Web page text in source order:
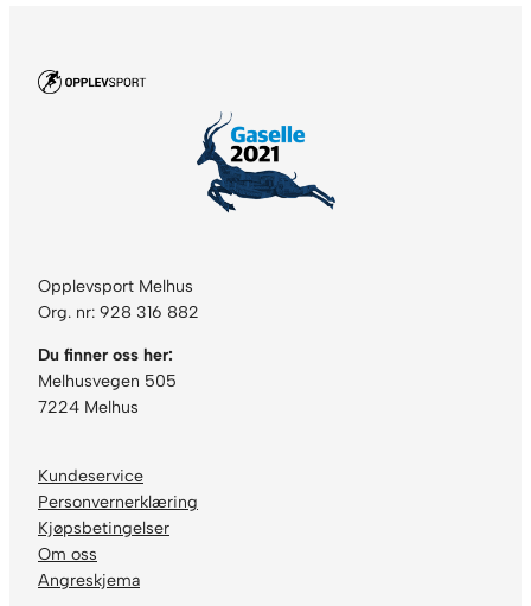
Opplevsport Melhus
Org. nr: 928 316 882
Du finner oss her:
Melhusvegen 505
7224 Melhus
Kundeservice
Personvernerklæring
Kjøpsbetingelser
Om oss
Angreskjema